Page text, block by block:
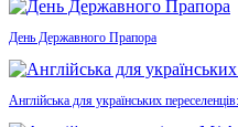
День Державного Прапора
Англійська для українських